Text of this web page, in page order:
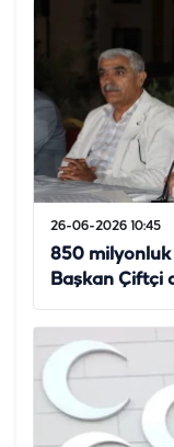
26-06-2026 10:45
850 milyonluk
Başkan Çiftçi